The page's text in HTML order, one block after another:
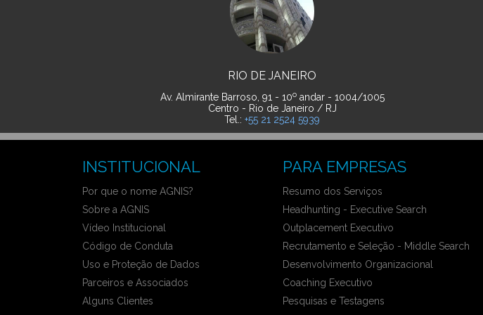
RIO DE JANEIRO
Av. Almirante Barroso, 91 - 10oandar - 1004/1005
Centro - Rio de Janeiro / RJ
Tel.: +55 21 2524 5939
INSTITUCIONAL
Por que o nome AGNIS?
Sobre a AGNIS
Vídeo Institucional
Código de Conduta
Uso e Proteção de Dados
Parceiros e Associados
Alguns Clientes
PARA EMPRESAS
Resumo dos Serviços
Headhunting - Executive Search
Outplacement Executivo
Recrutamento e Seleção - Middle Search
Desenvolvimento Organizacional
Coaching Executivo
Pesquisas e Testagens